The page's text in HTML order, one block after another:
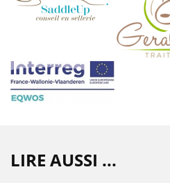
LIRE AUSSI ...